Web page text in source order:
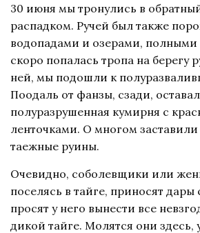
30 июня мы тронулись в
распадком. Ручей был также
водопадами и озерами,
скоро попалась тропа на берегу
ней, мы подошли к
Поодаль от фанзы, сзади,
полуразрушенная кумирня с
ленточками. О многом заставили
таежные руины.
Очевидно, соболевщики или
поселясь в тайге, приносят дары
просят у него вынести все
дикой тайге. Молятся они здесь,